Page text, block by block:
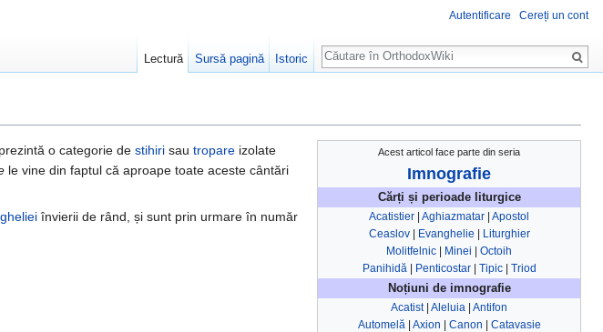
Acest articol face parte din seria
Imnografie
Cărți și perioade liturgice
Acatistier Aghiazmatar Apostol
Ceaslov| Evanghelie
Liturghier
Molitfelnic
Minei
Octoih
Panihidă| Penticostar| Tipic| Triod
Noțiuni de imnografie
Acatist| Aleluia Antifon
Automelă| Axion Canon
Catavasie
o categorie de stihiri sau tropare izolate
le vine din faptul că aproape toate aceste cântări
învierii de rând, și sunt prin urmare în număr
Autentificare Cereți un cont
Lectură Sursă pagină Istoric
Căutare